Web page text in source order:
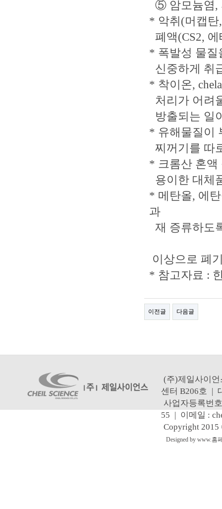
⑤ 암모늄염,
* 악취(머캡탄
폐액(CS2,
* 폭발성 물질
신중하게 취
* 착이온,
처리가 어려
방출되는 일
* 유해물질이
찌꺼기를 따
* 크롬산 혼액
용이한 대체
* 메탄올, 에
과
재 증류하도
이상으로 폐
* 참고자료 :
이전글 다음글
(주)제일사이언
센터 B206호 |
사업자등록번
55 | 이메일 :
Copyright 2015
Designed by www.홈